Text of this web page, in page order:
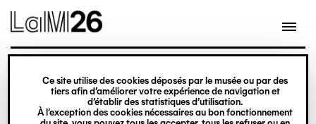
Gestion des cookies
Ce site utilise des cookies déposés par le musée ou par des
tiers afin d’améliorer votre expérience de navigation et
d’établir des statistiques d’utilisation.
À l’exception des cookies nécessaires au bon fonctionnement